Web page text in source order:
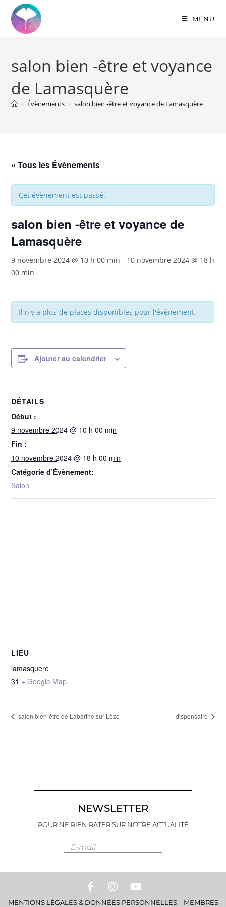
MENU
salon bien -être et voyance
de Lamasquère
> Évènements > salon bien -être et voyance de Lamasquère
« Tous les Évènements
Cet évènement est passé.
salon bien -être et voyance de
Lamasquère
9 novembre 2024 @ 10 h 00 min - 10 novembre 2024 @ 18 h
00 min
Il n'y a plus de places disponibles pour l'évènement.
Ajouter au calendrier
DÉTAILS
Début :
9 novembre 2024 @ 10 h 00 min
Fin :
10 novembre 2024 @ 18 h 00 min
Catégorie d’Évènement:
Salon
LIEU
lamasquere
31 + Google Map
salon bien-être de Labarthe sur Lèze dispensaire
NEWSLETTER
POUR NE RIEN RATER SUR NOTRE ACTUALITÉ
E-mail
MENTIONS LÉGALES & DONNÉES PERSONNELLES– MEMBRES